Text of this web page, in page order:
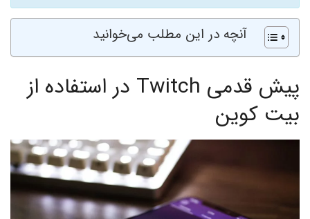
آنچه در این مطلب می‌خوانید
پیش قدمی Twitch در استفاده از
بیت کوین